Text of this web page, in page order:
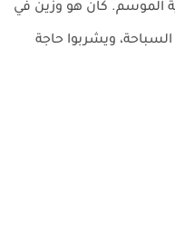
الموسم. كان هو وزين في
السباحة، ويشربوا حاجة